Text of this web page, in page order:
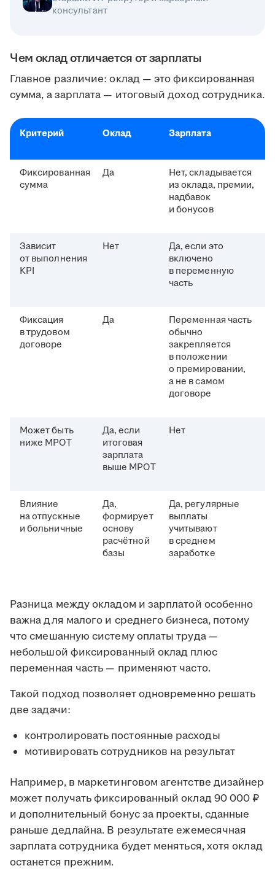
консультант
Чем оклад отличается от зарплаты
Главное различие: оклад — это фиксированная
сумма, а зарплата — итоговый доход сотрудника.
Критерий Оклад Зарплата
Фиксированная
сумма
Да
Нет, складывается
из оклада, премии,
надбавок
и бонусов
Зависит
от выполнения
КPI
Нет
Да, если это
включено
в переменную
часть
Фиксация
в трудовом
договоре
Да
Переменная часть
обычно
закрепляется
в положении
о премировании,
а не в самом
договоре
Может быть
ниже МРОТ
Да, если
итоговая
зарплата
выше МРОТ
Нет
Влияние
на отпускные
и больничные
Да,
формирует
основу
расчётной
базы
Да, регулярные
выплаты
учитывают
в среднем
заработке
Разница между окладом и зарплатой особенно
важна для малого и среднего бизнеса, потому
что смешанную систему оплаты труда —
небольшой фиксированный оклад плюс
переменная часть — применяют часто.
Такой подход позволяет одновременно решать
две задачи:
контролировать постоянные расходы
мотивировать сотрудников на результат
Например, в маркетинговом агентстве дизайнер
может получать фиксированный оклад 90 000 ₽
и дополнительный бонус за проекты, сданные
раньше дедлайна. В результате ежемесячная
зарплата сотрудника будет меняться, хотя оклад
останется прежним.